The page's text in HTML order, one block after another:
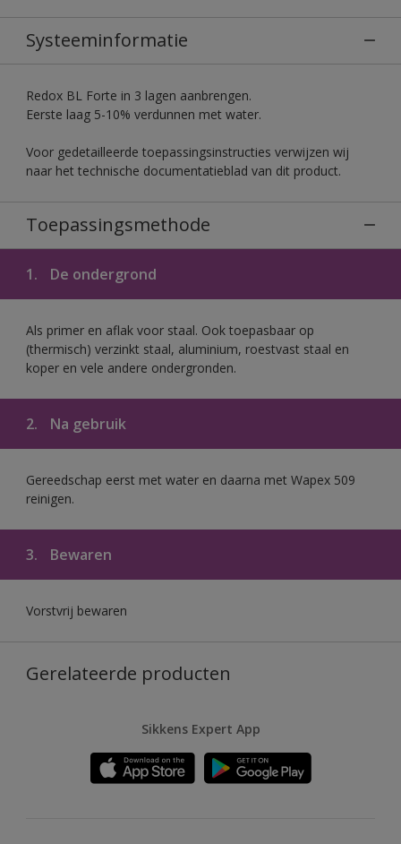
Systeeminformatie
Redox BL Forte in 3 lagen aanbrengen.
Eerste laag 5-10% verdunnen met water.
Voor gedetailleerde toepassingsinstructies verwijzen wij
naar het technische documentatieblad van dit product.
Toepassingsmethode
1. De ondergrond
Als primer en aflak voor staal. Ook toepasbaar op
(thermisch) verzinkt staal, aluminium, roestvast staal en
koper en vele andere ondergronden.
2. Na gebruik
Gereedschap eerst met water en daarna met Wapex 509
reinigen.
3. Bewaren
Vorstvrij bewaren
Gerelateerde producten
Sikkens Expert App